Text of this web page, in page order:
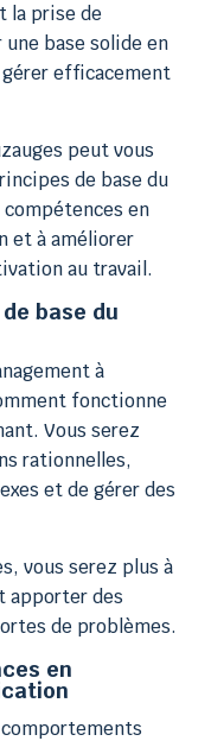
la prise de
base solide en
efficacement
peut vous
de base du
compétences en
et à améliorer
au travail.
base du
à
fonctionne
Vous serez
rationnelles,
et de gérer des
vous serez plus à
apporter des
de problèmes.
en